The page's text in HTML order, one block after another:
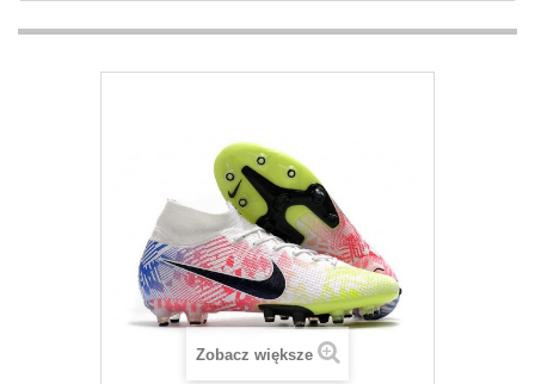
Zobacz większe